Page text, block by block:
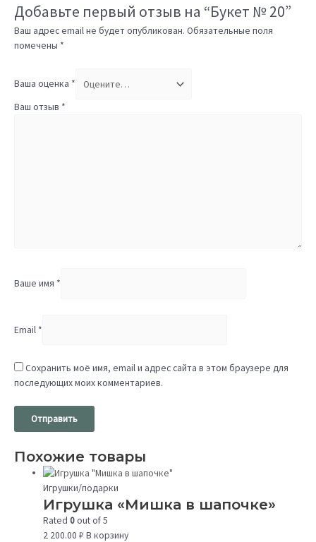
Добавьте первый отзыв на “Букет № 20”
Ваш адрес email не будет опубликован. Обязательные поля
помечены *
Ваша оценка *
Ваш отзыв *
Ваше имя *
Email *
Сохранить моё имя, email и адрес сайта в этом браузере для
последующих моих комментариев.
Похожие товары
Игрушки/подарки
Игрушка «Мишка в шапочке»
Rated0out of 5
2 200.00₽ В корзину